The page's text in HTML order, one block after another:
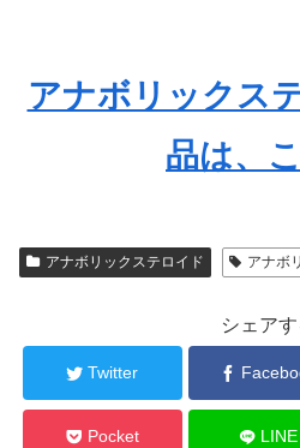
アナボリックス
品は、
アナボリックステロイド アナボ
シェアす
Twitter
Pocket LINE